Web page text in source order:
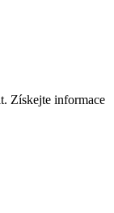
Získejte informace